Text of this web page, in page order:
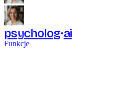
psycholog ai
Funkcje